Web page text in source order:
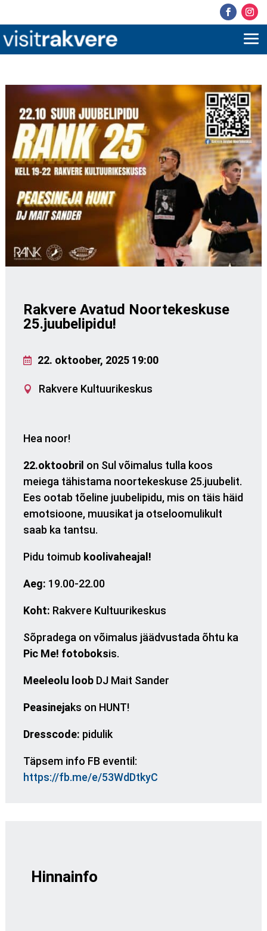
Rakvere Avatud Noortekeskuse
25.juubelipidu!
22. oktoober, 2025 19:00
Rakvere Kultuurikeskus
Hea noor!
22.oktoobril on Sul võimalus tulla koos
meiega tähistama noortekeskuse 25.juubelit.
Ees ootab tõeline juubelipidu, mis on täis häid
emotsioone, muusikat ja otseloomulikult
saab ka tantsu.
Pidu toimub koolivaheajal!
Aeg: 19.00-22.00
Koht: Rakvere Kultuurikeskus
Sõpradega on võimalus jäädvustada õhtu ka
Pic Me! fotoboksis.
Meeleolu loobDJ Mait Sander
Peasinejaks on HUNT!
Dresscode: pidulik
Täpsem info FB eventil:
https://fb.me/e/53WdDtkyC
Hinnainfo